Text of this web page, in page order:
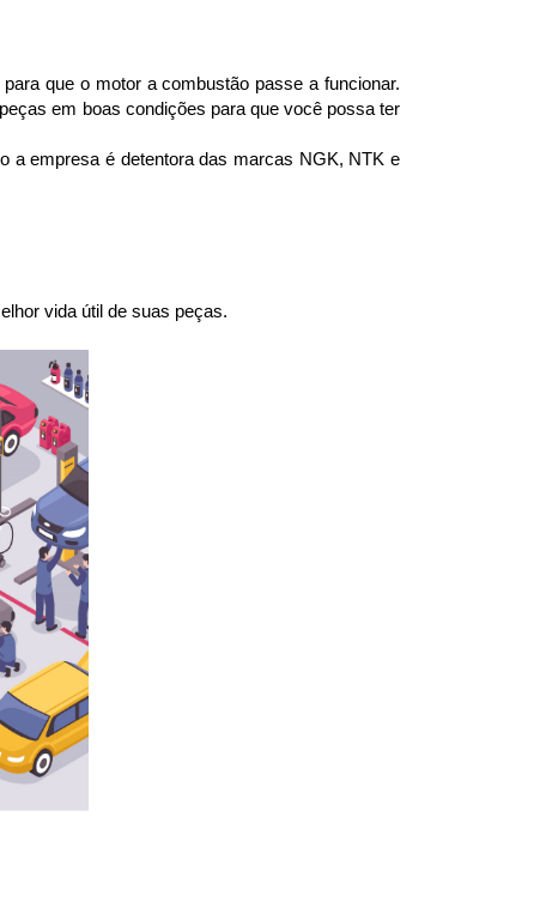
que o motor a combustão passe a funcionar.
em boas condições para que você possa ter
a empresa é detentora das marcas NGK, NTK e
vida útil de suas peças.